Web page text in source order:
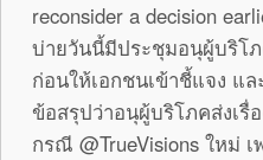
reconsider a decision
บ่ายวันนี้มีประชุมอนุผู้บริโภ
ก่อนให้เอกชนเข้าชี้แจง แ
ข้อสรุปว่าอนุผู้บริโภคส่งเ
กรณี @TrueVisions ใหม่